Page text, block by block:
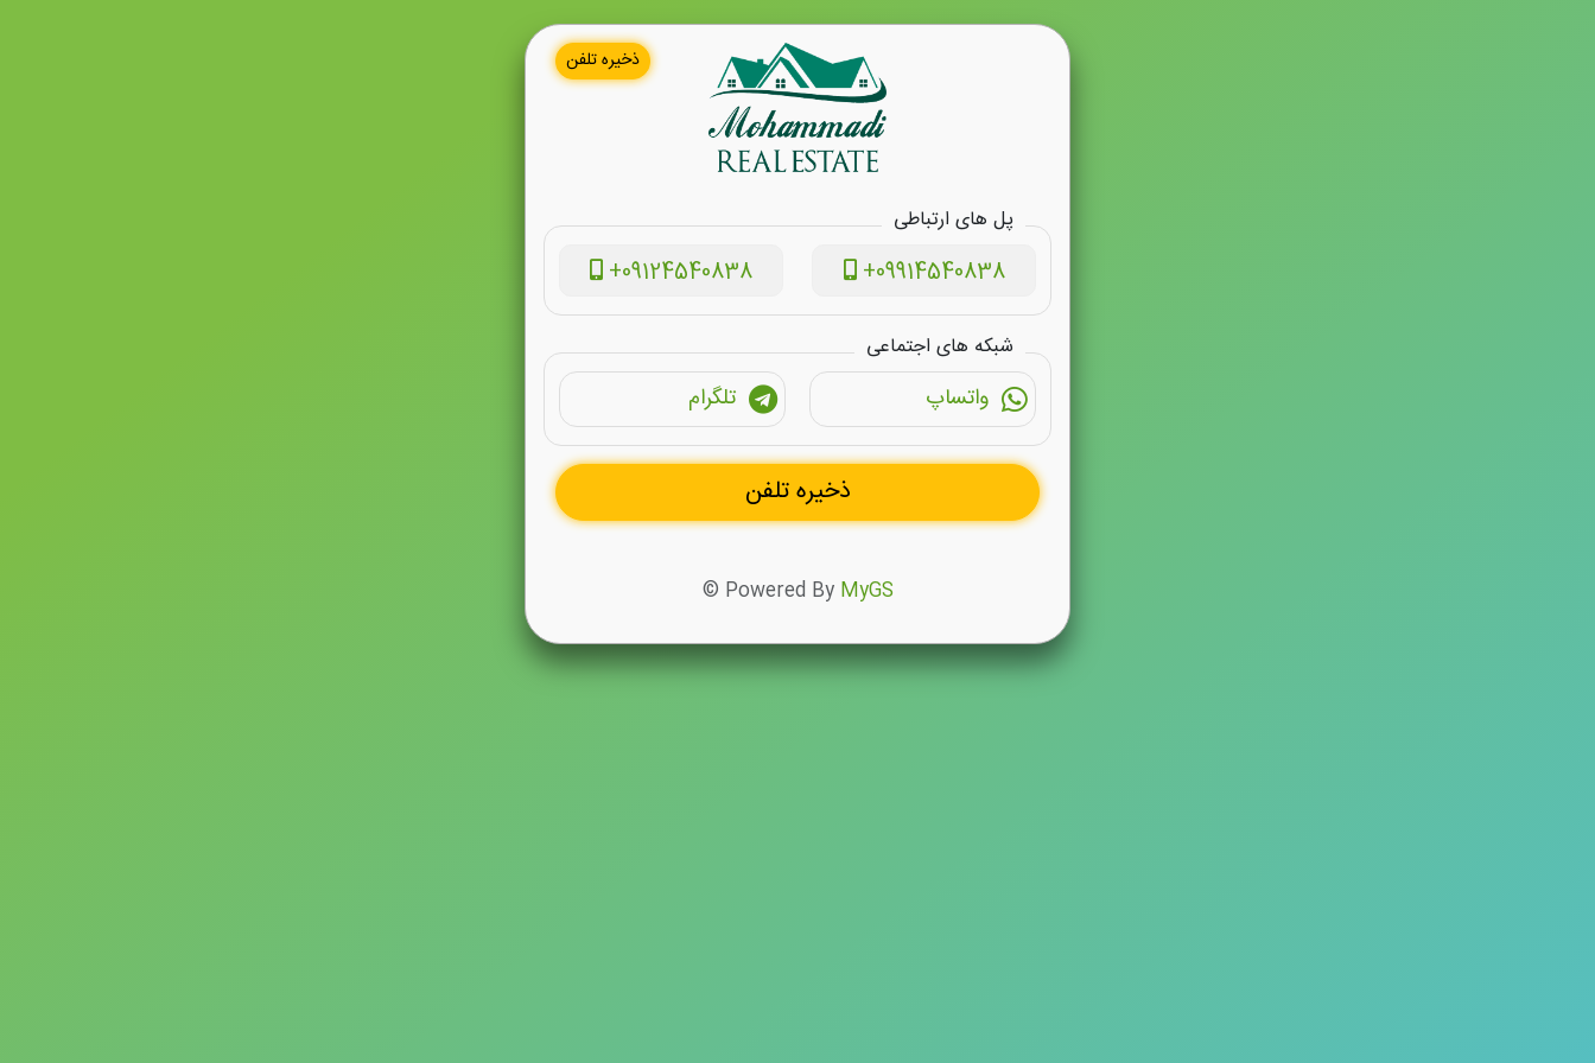
ذخیره تلفن
پل های ارتباطی
+09124540838 +09914540838
شبکه های اجتماعی
تلگرام واتساپ
ذخیره تلفن
© Powered By MyGS